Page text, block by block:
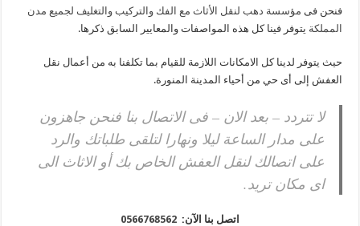
فنحن فى مؤسسة دهب لنقل الأثاث مع الفك والتركيب والتغليف لجميع مدن
المملكة يتوفر فينا كل هذه المواصفات والمعايير السابق ذكرها.
حيث يتوفر لدينا كل الامكانات اللازمة للقيام بما تكلفنا به من أعمال نقل
العفش إلى أى حي من أحياء المدينة المنورة.
لا تتردد – بعد الان – فى الاتصال بنا فنحن جاهزون
على مدار الساعة ليلا ونهارا لتلقى طلباتك والرد
على اتصالك لنقل العفش الخاص بك أو الاثاث الى
اى مكان تريد.
اتصل بنا الآن: 0566768562